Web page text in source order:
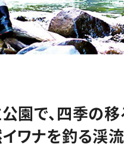
園で、四季の移
ワナを釣る渓